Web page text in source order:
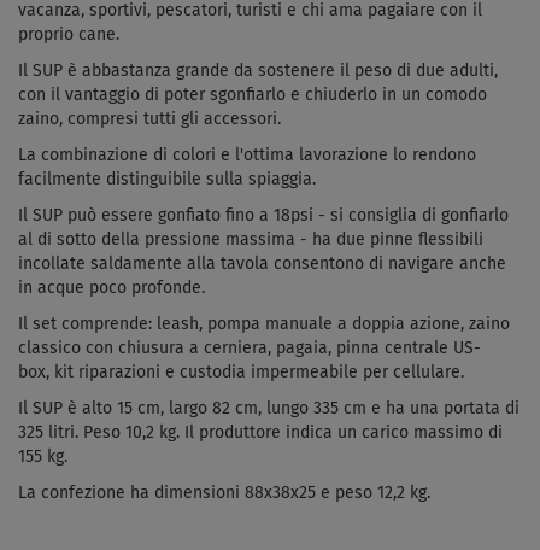
vacanza, sportivi, pescatori, turisti e chi ama pagaiare con il
proprio cane.
Il SUP è abbastanza grande da sostenere il peso di due adulti,
con il vantaggio di poter sgonfiarlo e chiuderlo in un comodo
zaino, compresi tutti gli accessori.
La combinazione di colori e l'ottima lavorazione lo rendono
facilmente distinguibile sulla spiaggia.
Il SUP può essere gonfiato fino a 18psi - si consiglia di gonfiarlo
al di sotto della pressione massima - ha due pinne flessibili
incollate saldamente alla tavola consentono di navigare anche
in acque poco profonde.
Il set comprende: leash, pompa manuale a doppia azione, zaino
classico con chiusura a cerniera, pagaia, pinna centrale US-
box, kit riparazioni e custodia impermeabile per cellulare.
Il SUP è alto 15 cm, largo 82 cm, lungo 335 cm e ha una portata di
325 litri. Peso 10,2 kg. Il produttore indica un carico massimo di
155 kg.
La confezione ha dimensioni 88x38x25 e peso 12,2 kg.